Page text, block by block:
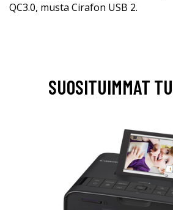
QC3.0, musta Cirafon USB 2.
SUOSITUIMMAT